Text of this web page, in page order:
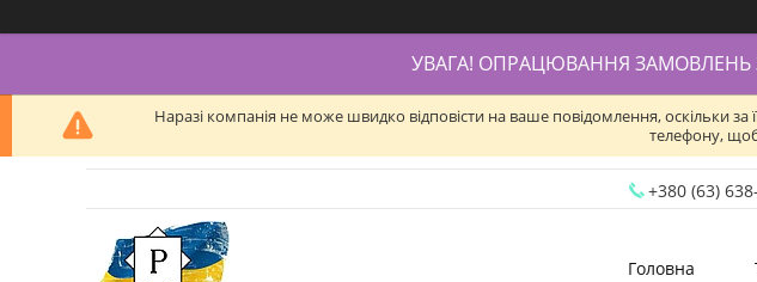
УВАГА! ОПРАЦЮВАННЯ ЗАМОВЛЕНЬ
Наразі компанія не може швидко відповісти на ваше повідомлення, оскільки
телефону,
+380 (63)
Головна